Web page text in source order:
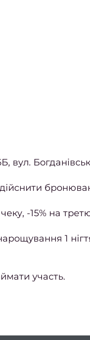
вул.
-15% на
1
участь.